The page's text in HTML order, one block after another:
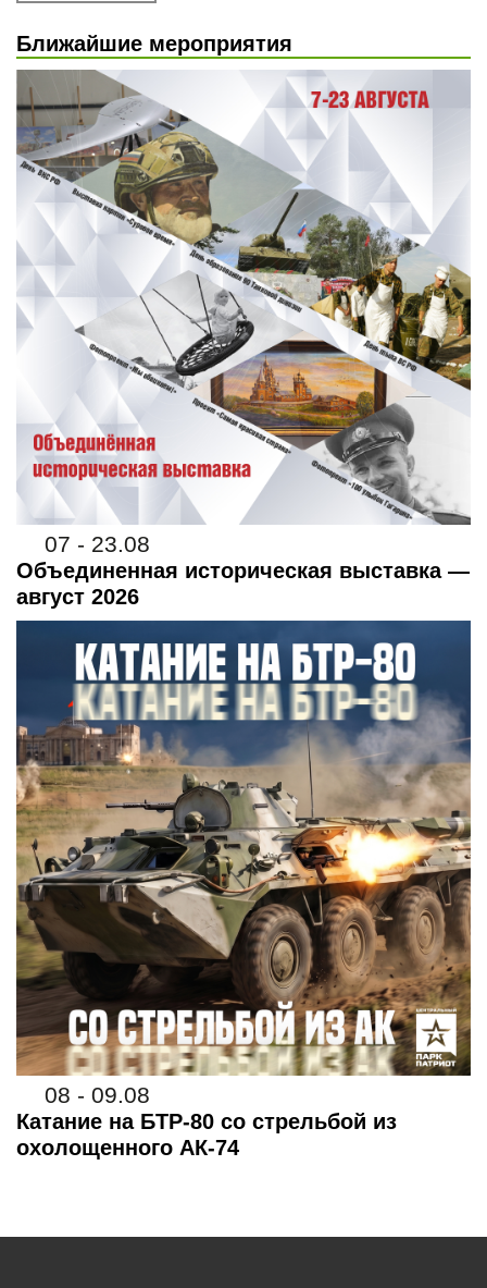
Ближайшие мероприятия
07 - 23.08
Объединенная историческая выставка —
август 2026
08 - 09.08
Катание на БТР-80 со стрельбой из
охолощенного АК-74